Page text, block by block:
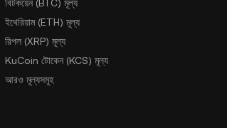
বিটকয়েন (BTC) মূল্য
ইথেরিয়াম (ETH) মূল্য
রিপল (XRP) মূল্য
KuCoin টোকেন (KCS) মূল্য
আরও মূল্যসমূহ